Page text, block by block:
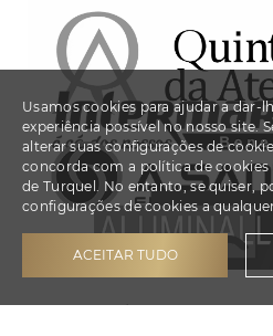
Usamos cookies para ajudar a dar-
experiência possível no nosso site.
alterar suas configurações de
concorda com a política de cookies
de Turquel. No entanto, se quiser,
configurações de cookies a
ACEITAR TUDO